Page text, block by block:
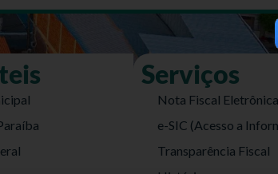
Serviços
Nota Fiscal Eletrônica
e-SIC (Acesso a
Transparência Fiscal